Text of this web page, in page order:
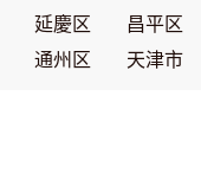
延慶区 昌平区
通州区 天津市